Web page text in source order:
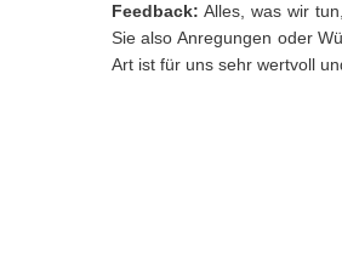
Feedback: Alles, was wir
Sie also Anregungen oder
Art ist für uns sehr wertvoll